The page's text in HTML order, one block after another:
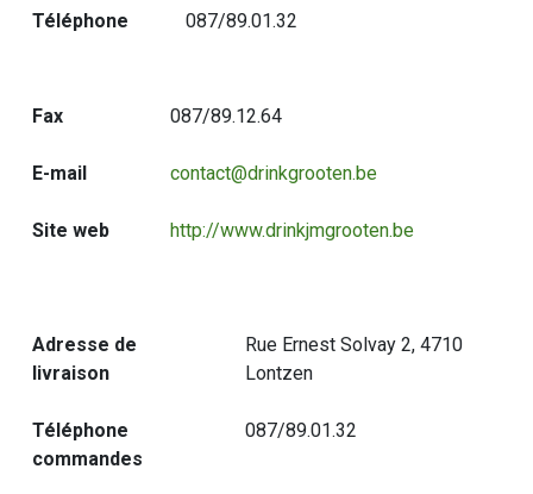
Téléphone 087/89.01.32
Fax 087/89.12.64
E-mail contact@drinkgrooten.be
Site web http://www.drinkjmgrooten.be
Adresse de
livraison
Rue Ernest Solvay 2, 4710
Lontzen
Téléphone
commandes
087/89.01.32